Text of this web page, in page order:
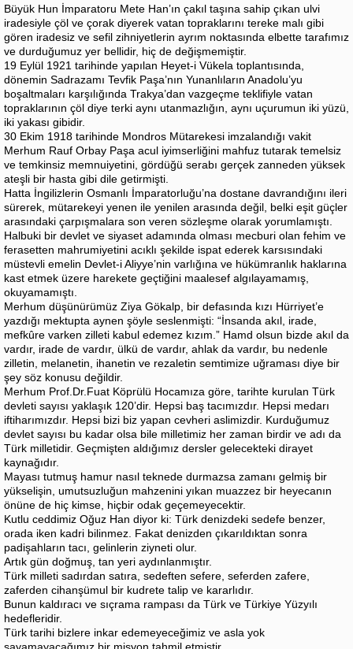
Büyük Hun İmparatoru Mete Han’ın çakıl taşına sahip çıkan ulvi
iradesiyle çöl ve çorak diyerek vatan topraklarını tereke malı gibi
gören iradesiz ve sefil zihniyetlerin ayrım noktasında elbette tarafımız
ve durduğumuz yer bellidir, hiç de değişmemiştir.
19 Eylül 1921 tarihinde yapılan Heyet-i Vükela toplantısında,
dönemin Sadrazamı Tevfik Paşa’nın Yunanlıların Anadolu’yu
boşaltmaları karşılığında Trakya’dan vazgeçme teklifiyle vatan
topraklarının çöl diye terki aynı utanmazlığın, aynı uçurumun iki yüzü,
iki yakası gibidir.
30 Ekim 1918 tarihinde Mondros Mütarekesi imzalandığı vakit
Merhum Rauf Orbay Paşa acul iyimserliğini mahfuz tutarak temelsiz
ve temkinsiz memnuiyetini, gördüğü serabı gerçek zanneden yüksek
ateşli bir hasta gibi dile getirmişti.
Hatta İngilizlerin Osmanlı İmparatorluğu’na dostane davrandığını ileri
sürerek, mütarekeyi yenen ile yenilen arasında değil, belki eşit güçler
arasındaki çarpışmalara son veren sözleşme olarak yorumlamıştı.
Halbuki bir devlet ve siyaset adamında olması mecburi olan fehim ve
ferasetten mahrumiyetini acıklı şekilde ispat ederek karsısındaki
müstevli emelin Devlet-i Aliyye’nin varlığına ve hükümranlık haklarına
kast etmek üzere harekete geçtiğini maalesef algılayamamış,
okuyamamıştı.
Merhum düşünürümüz Ziya Gökalp, bir defasında kızı Hürriyet’e
yazdığı mektupta aynen şöyle seslenmişti: “İnsanda akıl, irade,
mefkûre varken zilleti kabul edemez kızım.” Hamd olsun bizde akıl da
vardır, irade de vardır, ülkü de vardır, ahlak da vardır, bu nedenle
zilletin, melanetin, ihanetin ve rezaletin semtimize uğraması diye bir
şey söz konusu değildir.
Merhum Prof.Dr.Fuat Köprülü Hocamıza göre, tarihte kurulan Türk
devleti sayısı yaklaşık 120’dir. Hepsi baş tacımızdır. Hepsi medarı
iftiharımızdır. Hepsi bizi biz yapan cevheri aslimizdir. Kurduğumuz
devlet sayısı bu kadar olsa bile milletimiz her zaman birdir ve adı da
Türk milletidir. Geçmişten aldığımız dersler gelecekteki dirayet
kaynağıdır.
Mayası tutmuş hamur nasıl teknede durmazsa zamanı gelmiş bir
yükselişin, umutsuzluğun mahzenini yıkan muazzez bir heyecanın
önüne de hiç kimse, hiçbir odak geçemeyecektir.
Kutlu ceddimiz Oğuz Han diyor ki: Türk denizdeki sedefe benzer,
orada iken kadri bilinmez. Fakat denizden çıkarıldıktan sonra
padişahların tacı, gelinlerin ziyneti olur.
Artık gün doğmuş, tan yeri aydınlanmıştır.
Türk milleti sadırdan satıra, sedeften sefere, seferden zafere,
zaferden cihanşümul bir kudrete talip ve kararlıdır.
Bunun kaldıracı ve sıçrama rampası da Türk ve Türkiye Yüzyılı
hedefleridir.
Türk tarihi bizlere inkar edemeyeceğimiz ve asla yok